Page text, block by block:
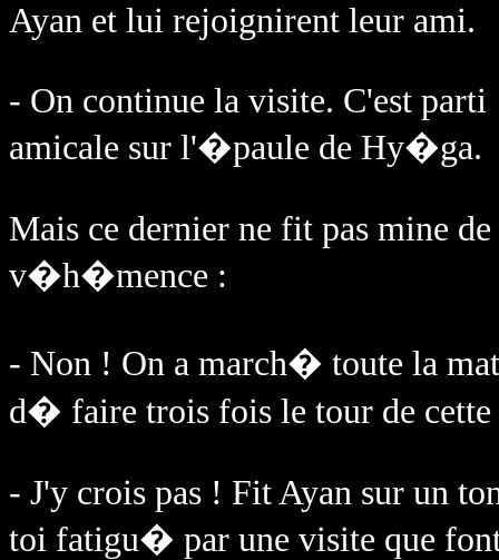
Ayan et lui rejoignirent leur ami.
- On continue la visite. C'est parti
amicale sur l'�paule de Hy�ga.
Mais ce dernier ne fit pas mine
v�h�mence :
- Non ! On a march� toute la
d� faire trois fois le tour de
- J'y crois pas ! Fit Ayan sur un
toi fatigu� par une visite que